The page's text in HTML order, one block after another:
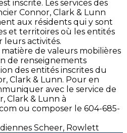
inscrite. Les services des
Connor, Clark & Lunn
aux résidents qui y sont
et territoires où les entités
leurs activités.
de valeurs mobilières
de renseignements
des entités inscrites du
Clark & Lunn. Pour en
avec le service de
Clark & Lunn à
ou composer le 604-685-
Scheer, Rowlett